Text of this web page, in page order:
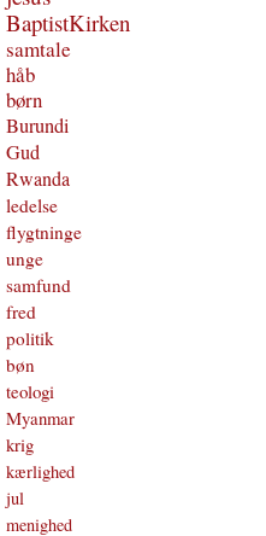
BaptistKirken
samtale
håb
børn
Burundi
Gud
Rwanda
ledelse
flygtninge
unge
samfund
fred
politik
bøn
teologi
Myanmar
krig
kærlighed
jul
menighed